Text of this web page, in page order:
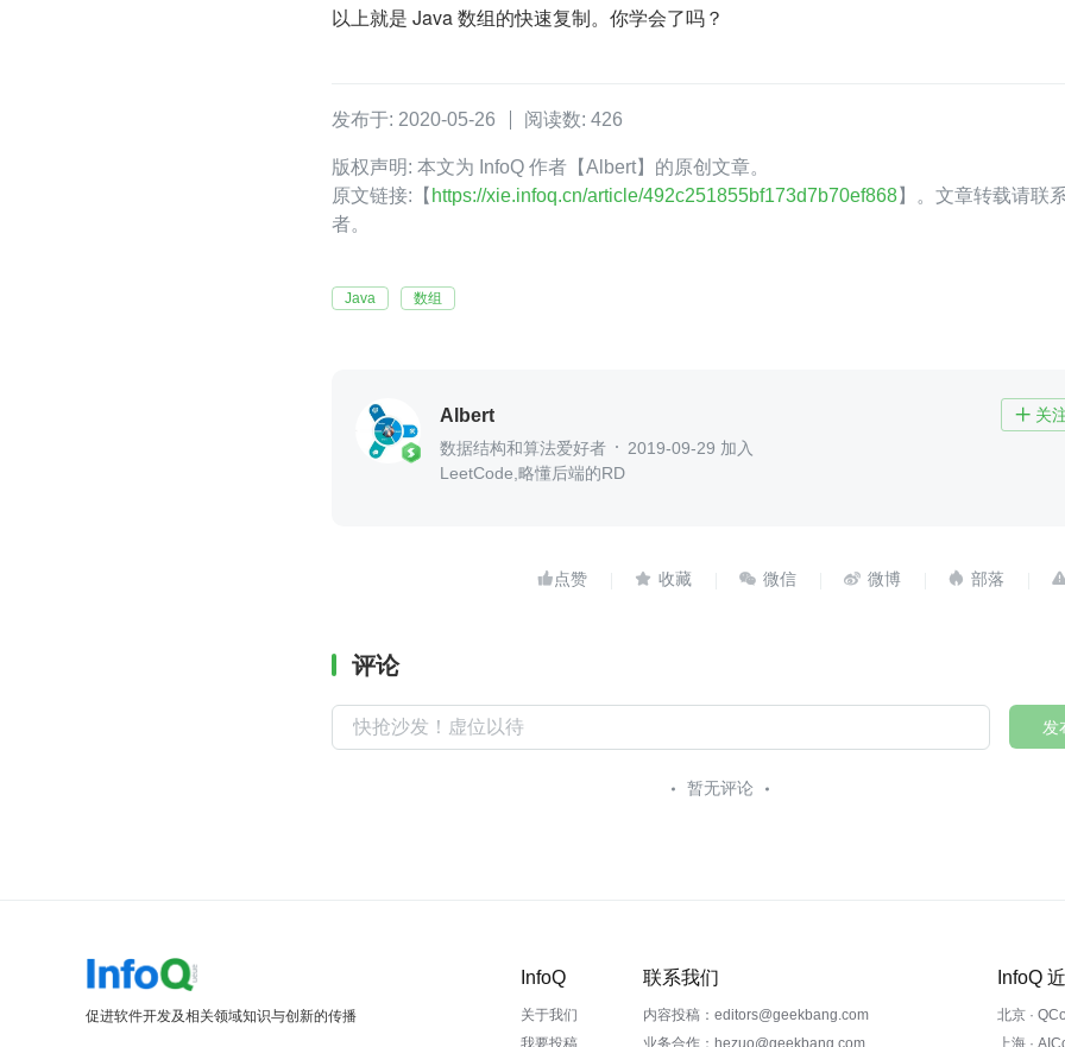
以上就是 Java 数组的快速复制。你学会了吗？
发布于: 2020-05-26 阅读数: 426
版权声明: 本文为 InfoQ 作者【Albert】的原创文章。
原文链接:【 https://xie.infoq.cn/article/492c251855bf173d7b70ef868】。文章转载请联
者。
Java 数组
Albert  关
数据结构和算法爱好者
2019-09-29 加入
LeetCode,略懂后端的RD
    
评论
发
暂无评论
促进软件开发及相关领域知识与创新的传播
InfoQ
关于我们
我要投稿
联系我们
内容投稿：editors@geekbang.com
业务合作：hezuo@geekbang.com
InfoQ
北京 ·
上海 ·